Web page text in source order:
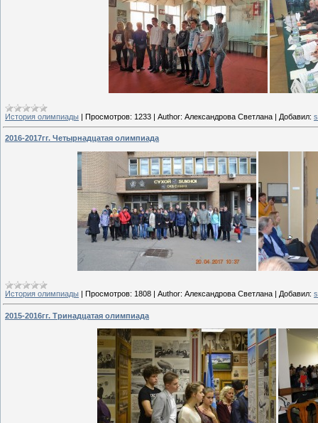
История олимпиады | Просмотров: 1233 | Author: Александрова Светлана | Добавил:
2016-2017гг. Четырнадцатая олимпиада
История олимпиады | Просмотров: 1808 | Author: Александрова Светлана | Добавил:
2015-2016гг. Тринадцатая олимпиада